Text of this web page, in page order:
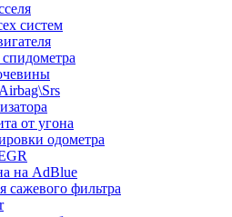
систем
от угона
одометра
на AdBlue
сажевого фильтра